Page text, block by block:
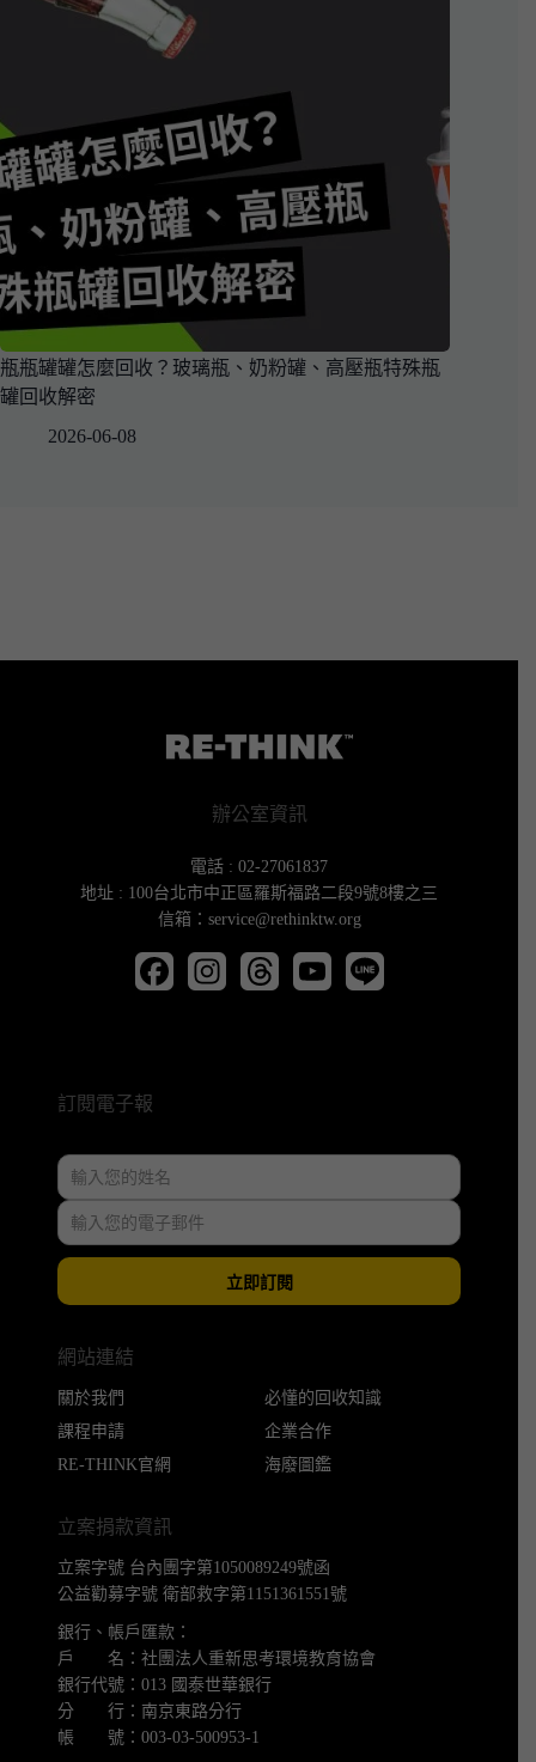
瓶瓶罐罐怎麼回收？玻璃瓶、奶粉罐、高壓瓶特殊瓶
罐回收解密
2026-06-08
辦公室資訊
電話 : 02-27061837
地址 : 100台北市中正區羅斯福路二段9號8樓之三
信箱：service@rethinktw.org
訂閱電子報
立即訂閱
網站連結
關於我們
必懂的回收知識
課程申請
企業合作
RE-THINK官網
海廢圖鑑
立案捐款資訊
立案字號 台內團字第1050089249號函
公益勸募字號 衛部救字第1151361551號
銀行、帳戶匯款：
戶 名：社團法人重新思考環境教育協會
銀行代號：013 國泰世華銀行
分 行：南京東路分行
帳 號：003-03-500953-1